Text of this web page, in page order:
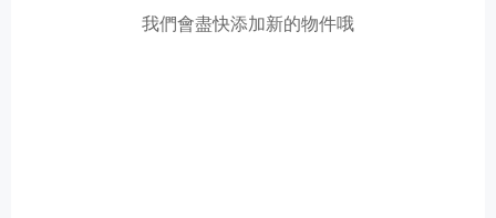
我們會盡快添加新的物件哦